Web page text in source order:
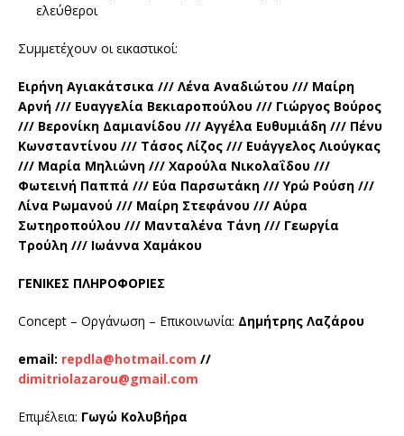
ελεύθεροι
Συμμετέχουν οι εικαστικοί:
Ειρήνη Αγιακάτσικα /// Λένα Αναδιώτου /// Μαίρη
Αρνή /// Ευαγγελία Βεκιαροπούλου /// Γιώργος Βούρος
/// Βερονίκη Δαμιανίδου /// Αγγέλα Ευθυμιάδη /// Πένυ
Κωνσταντίνου /// Τάσος Λίζος /// Ευάγγελος Λιούγκας
/// Μαρία Μηλιώνη /// Χαρούλα Νικολαΐδου ///
Φωτεινή Παππά /// Εύα Παρσωτάκη /// Υρώ Ρούση ///
Λίνα Ρωμανού /// Μαίρη Στεφάνου /// Αύρα
Σωτηροπούλου /// Μανταλένα Τάνη /// Γεωργία
Τρούλη /// Ιωάννα Χαμάκου
ΓΕΝΙΚΕΣ ΠΛΗΡΟΦΟΡΙΕΣ
Concept – Οργάνωση – Επικοινωνία: Δημήτρης Λαζάρου
email: repdla@hotmail.com //
dimitriolazarou@gmail.com
Επιμέλεια: Γωγώ Κολυβήρα